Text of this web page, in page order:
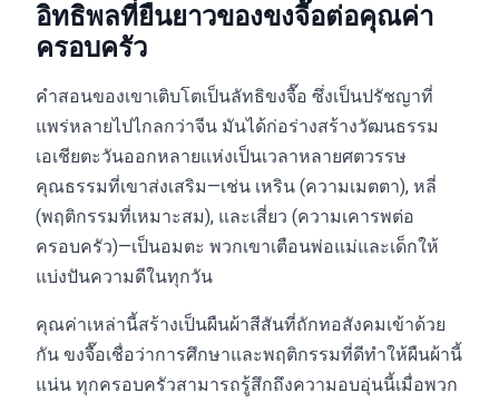
อิทธิพลที่ยืนยาวของขงจื๊อต่อคุณค่า
ครอบครัว
คำสอนของเขาเติบโตเป็นลัทธิขงจื๊อ ซึ่งเป็นปรัชญาที่
แพร่หลายไปไกลกว่าจีน มันได้ก่อร่างสร้างวัฒนธรรม
เอเชียตะวันออกหลายแห่งเป็นเวลาหลายศตวรรษ
คุณธรรมที่เขาส่งเสริม—เช่น เหริน (ความเมตตา), หลี่
(พฤติกรรมที่เหมาะสม), และเสี่ยว (ความเคารพต่อ
ครอบครัว)—เป็นอมตะ พวกเขาเตือนพ่อแม่และเด็กให้
แบ่งปันความดีในทุกวัน
คุณค่าเหล่านี้สร้างเป็นผืนผ้าสีสันที่ถักทอสังคมเข้าด้วย
กัน ขงจื๊อเชื่อว่าการศึกษาและพฤติกรรมที่ดีทำให้ผืนผ้านี้
แน่น ทุกครอบครัวสามารถรู้สึกถึงความอบอุ่นนี้เมื่อพวก